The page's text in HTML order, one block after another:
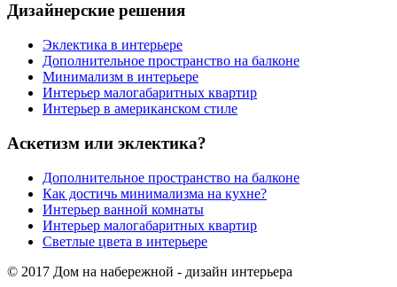
Дизайнерские решения
Эклектика в интерьере
Дополнительное пространство на балконе
Минимализм в интерьере
Интерьер малогабаритных квартир
Интерьер в американском стиле
Аскетизм или эклектика?
Дополнительное пространство на балконе
Как достичь минимализма на кухне?
Интерьер ванной комнаты
Интерьер малогабаритных квартир
Светлые цвета в интерьере
© 2017 Дом на набережной - дизайн интерьера